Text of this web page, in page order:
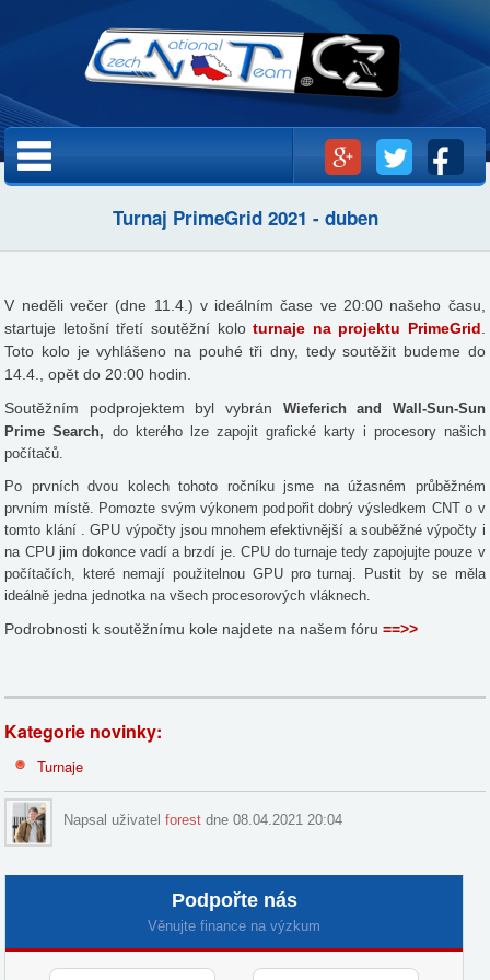
hlavnímu
obsahu
Hlavní menu
Turnaj PrimeGrid 2021 - duben
V neděli večer (dne 11.4.) v ideálním čase ve 20:00 našeho času,
startuje letošní třetí soutěžní koloturnaje na projektu PrimeGrid
Toto kolo je vyhlášeno na pouhé tři dny, tedy soutěžit budeme do
14.4., opět do 20:00 hodin.
Soutěžním podprojektem byl vybrán Wieferich and Wall-Sun-Sun
Prime Search, do kterého lze zapojit grafické karty i procesory našich
počítačů.
Po prvních dvou kolech tohoto ročníku jsme na úžasném průběžném
prvním místě. Pomozte svým výkonem podpořit dobrý výsledkem CNT o v
tomto klání . GPU výpočty jsou mnohem efektivnější a souběžné výpočty i
na CPU jim dokonce vadí a brzdí je. CPU do turnaje tedy zapojujte pouze v
počítačích, které nemají použitelnou GPU pro turnaj. Pustit by se měla
ideálně jedna jednotka na všech procesorových vláknech.
Podrobnosti k soutěžnímu kole najdete na našem fóru==>>
Kategorie novinky:
Turnaje
Napsal uživatelforest dne 08.04.2021 20:04
Podpořte nás
Věnujte finance na výzkum